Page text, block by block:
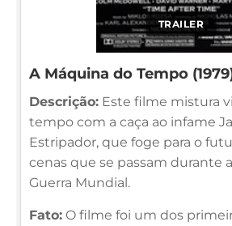
TRAILER
A Máquina do Tempo
Descrição: Este filme mistura
tempo com a caça ao infame
Estripador, que foge para o
cenas que se passam durante
Guerra Mundial.
Fato: O filme foi um dos